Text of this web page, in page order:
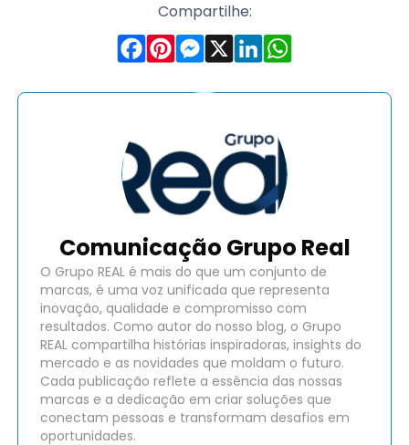
Compartilhe:
Comunicação Grupo Real
O Grupo REAL é mais do que um conjunto de
marcas, é uma voz unificada que representa
inovação, qualidade e compromisso com
resultados. Como autor do nosso blog, o Grupo
REAL compartilha histórias inspiradoras, insights do
mercado e as novidades que moldam o futuro.
Cada publicação reflete a essência das nossas
marcas e a dedicação em criar soluções que
conectam pessoas e transformam desafios em
oportunidades.